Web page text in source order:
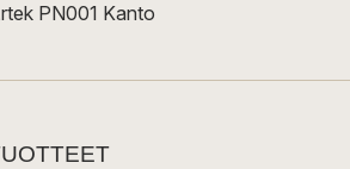
PN001 Kanto